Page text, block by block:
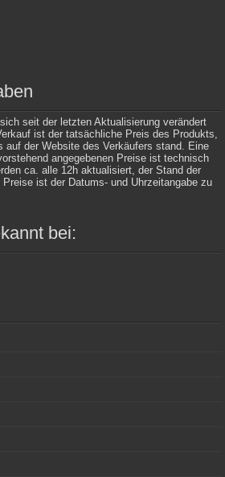
seit der letzten Aktualisierung verändert
ist der tatsächliche Preis des Produkts,
auf der Website des Verkäufers stand. Eine
angegebenen Preise ist technisch
ca. alle 12h aktualisiert, der Stand der
ist der Datums- und Uhrzeitangabe zu
bei: